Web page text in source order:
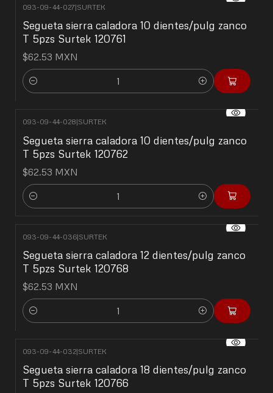
093-09-44-027|SURTEK
Segueta sierra caladora 10 dientes/pulg zanco
T 5pzs Surtek 120761
$62.53 MXN
Cantidad
093-09-44-028|SURTEK
Segueta sierra caladora 10 dientes/pulg zanco
T 5pzs Surtek 120762
$62.53 MXN
Cantidad
093-09-44-036|SURTEK
Segueta sierra caladora 12 dientes/pulg zanco
T 5pzs Surtek 120768
$62.53 MXN
Cantidad
093-09-44-032|SURTEK
Segueta sierra caladora 18 dientes/pulg zanco
T 5pzs Surtek 120766